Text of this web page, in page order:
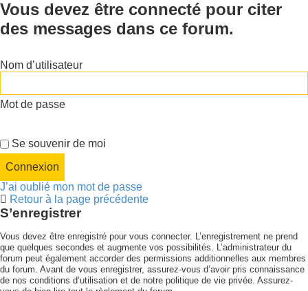
Vous devez être connecté pour citer
des messages dans ce forum.
Nom d’utilisateur
Mot de passe
Se souvenir de moi
J’ai oublié mon mot de passe
Retour à la page précédente
S’enregistrer
Vous devez être enregistré pour vous connecter. L’enregistrement ne prend
que quelques secondes et augmente vos possibilités. L’administrateur du
forum peut également accorder des permissions additionnelles aux membres
du forum. Avant de vous enregistrer, assurez-vous d’avoir pris connaissance
de nos conditions d’utilisation et de notre politique de vie privée. Assurez-